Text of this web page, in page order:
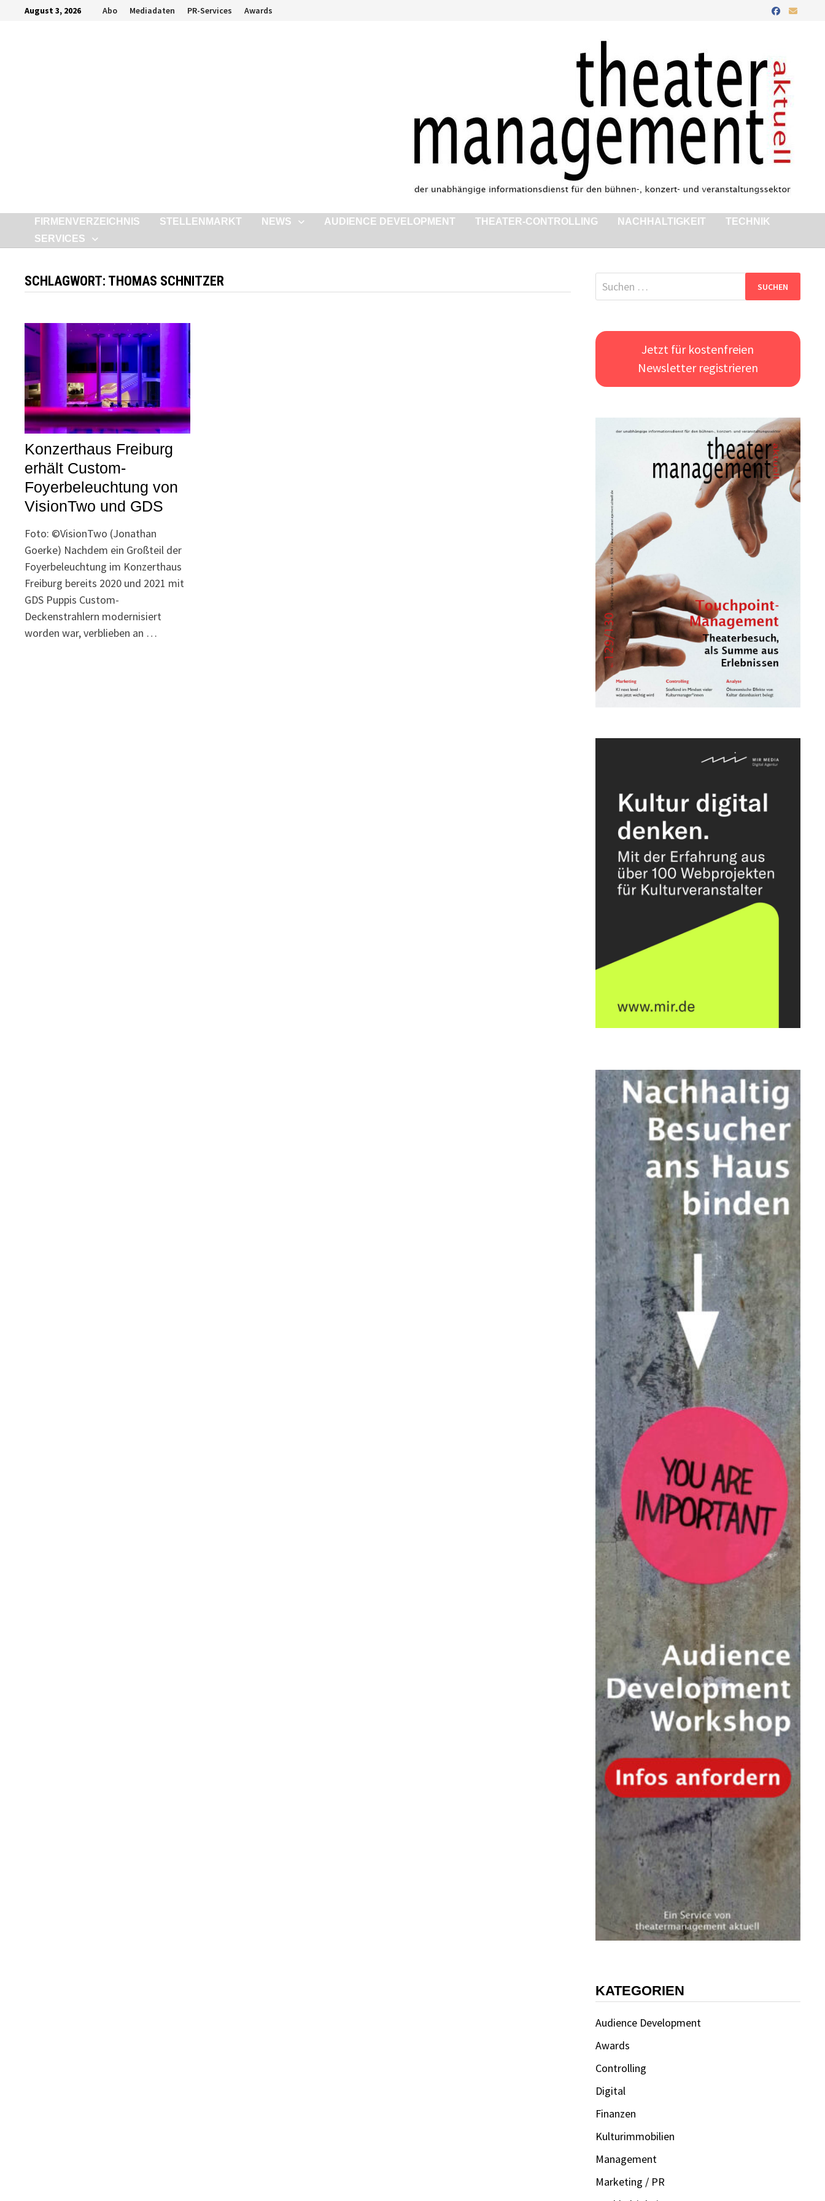
ZurückAugust 3, 2026 Abo Mediadaten PR-Services Awards
FIRMENVERZEICHNIS STELLENMARKT NEWS AUDIENCE DEVELOPMENT THEATER-CONTROLLING NACHHALTIGKEIT
TECHNIK
SERVICES
SCHLAGWORT: THOMAS SCHNITZER
Konzerthaus Freiburg
erhält Custom-
Foyerbeleuchtung von
VisionTwo und GDS
Foto: ©VisionTwo (Jonathan
Goerke) Nachdem ein Großteil der
Foyerbeleuchtung im Konzerthaus
Freiburg bereits 2020 und 2021 mit
GDS Puppis Custom-
Deckenstrahlern modernisiert
worden war, verblieben an …
Suchen
nach:
Jetzt für kostenfreien
Newsletter registrieren
KATEGORIEN
Audience Development
Awards
Controlling
Digital
Finanzen
Kulturimmobilien
Management
Marketing / PR